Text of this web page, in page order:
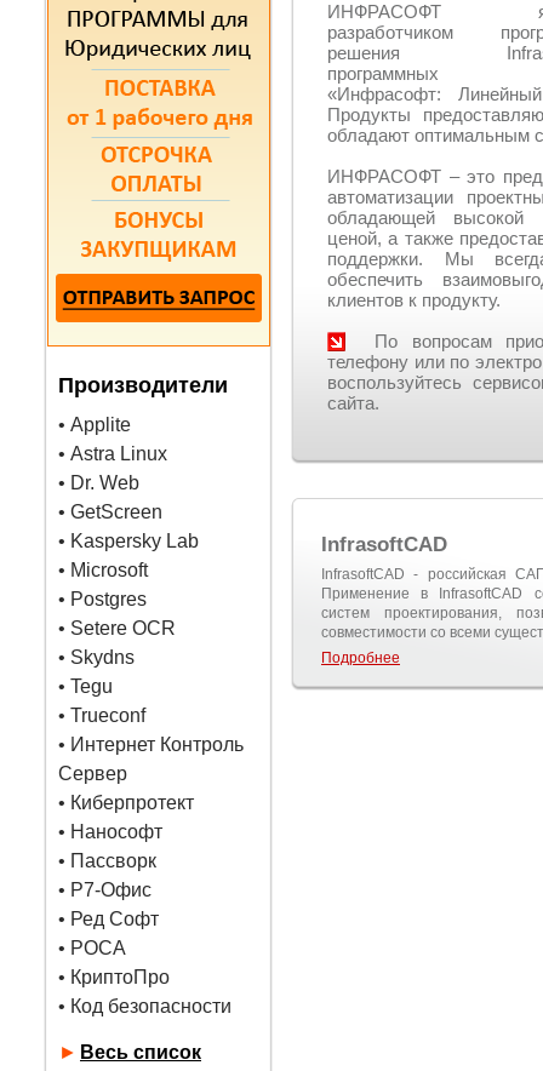
Производители
• Applite
• Astra Linux
• Dr. Web
• GetScreen
• Kaspersky Lab
• Microsoft
• Postgres
• Setere OCR
• Skydns
• Tegu
• Trueconf
• Интернет Контроль
Сервер
• Киберпротект
• Нанософт
• Пассворк
• Р7-Офис
• Ред Софт
• РОСА
• КриптоПро
• Код безопасности
► Весь список
ИНФРАСОФТ
разработчиком
решения
программных
«Инфрасофт:
Продукты
обладают оптимальным
ИНФРАСОФТ – это
автоматизации
обладающей высокой
ценой, а также
поддержки. Мы
обеспечить
клиентов к продукту.
По вопросам
телефону или по
воспользуйтесь
сайта.
InfrasoftCAD
InfrasoftCAD - российская
Применение в InfrasoftCAD
систем проектирования,
совместимости со всеми
Подробнее